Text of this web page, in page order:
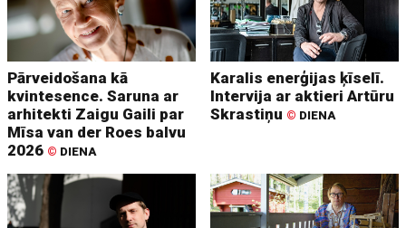
Pārveidošana kā
kvintesence. Saruna ar
arhitekti Zaigu Gaili par
Mīsa van der Roes balvu
2026 © DIENA
Karalis enerģijas ķīselī.
Intervija ar aktieri Artūru
Skrastiņu © DIENA